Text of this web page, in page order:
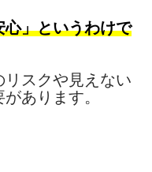
」というわけで
スクや見えない
あります。